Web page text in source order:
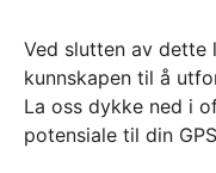
Ved slutten av
kunnskapen til å
La oss dykke ned i
potensiale til din